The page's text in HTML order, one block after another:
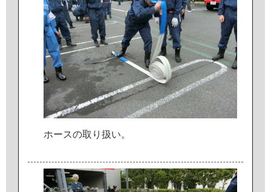
ホースの取 り 扱い。